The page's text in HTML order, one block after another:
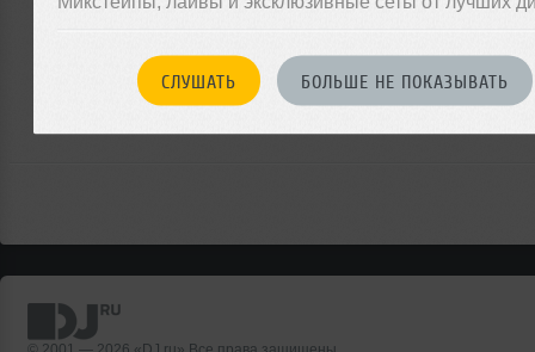
СЛУШАТЬ БОЛЬШЕ НЕ ПОКАЗЫВАТЬ
войдите на сайт
чтобы оставить комментарий